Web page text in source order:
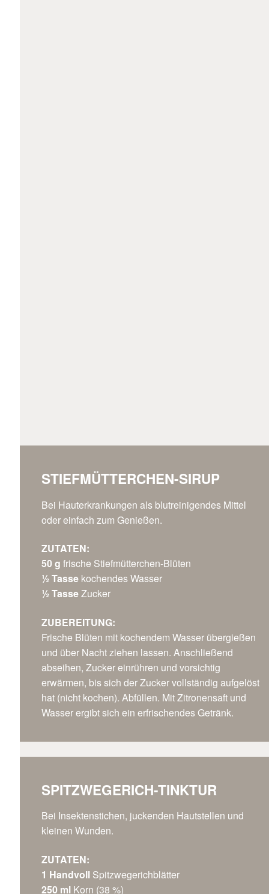
STIEFMÜTTERCHEN-SIRUP
Bei Hauterkrankungen als blutreinigendes Mittel
oder einfach zum Genießen.
ZUTATEN:
50 g frische Stiefmütterchen-Blüten
½ Tassekochendes Wasser
½ TasseZucker
ZUBEREITUNG:
Frische Blüten mit kochendem Wasser übergießen
und über Nacht ziehen lassen. Anschließend
abseihen, Zucker einrühren und vorsichtig
erwärmen, bis sich der Zucker vollständig aufgelöst
hat (nicht kochen). Abfüllen. Mit Zitronensaft und
Wasser ergibt sich ein erfrischendes Getränk.
SPITZWEGERICH-TINKTUR
Bei Insektenstichen, juckenden Hautstellen und
kleinen Wunden.
ZUTATEN:
1 HandvollSpitzwegerichblätter
250 mlKorn (38 %)